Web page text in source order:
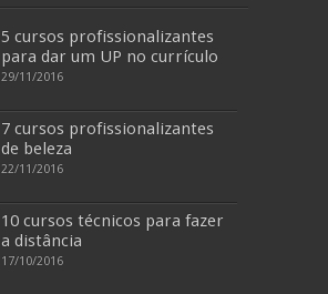
5 cursos profissionalizantes
para dar um UP no currículo
29/11/2016
7 cursos profissionalizantes
de beleza
22/11/2016
10 cursos técnicos para fazer
a distância
17/10/2016